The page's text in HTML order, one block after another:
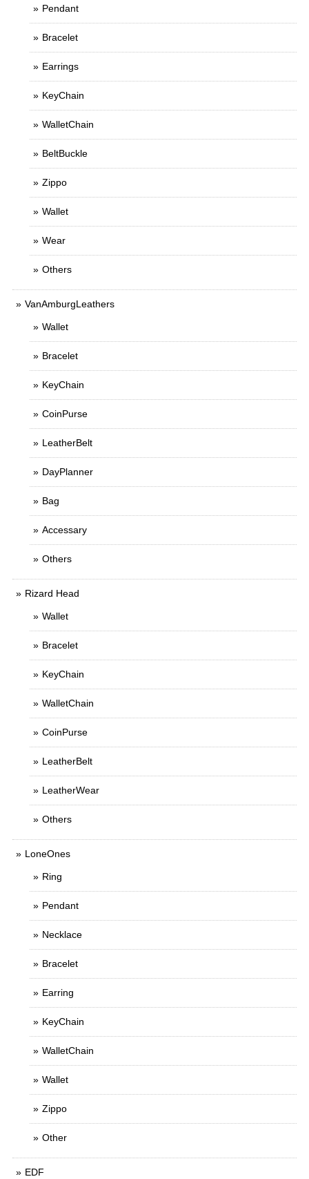
Pendant
Bracelet
Earrings
KeyChain
WalletChain
BeltBuckle
Zippo
Wallet
Wear
Others
VanAmburgLeathers
Wallet
Bracelet
KeyChain
CoinPurse
LeatherBelt
DayPlanner
Bag
Accessary
Others
Rizard Head
Wallet
Bracelet
KeyChain
WalletChain
CoinPurse
LeatherBelt
LeatherWear
Others
LoneOnes
Ring
Pendant
Necklace
Bracelet
Earring
KeyChain
WalletChain
Wallet
Zippo
Other
EDF